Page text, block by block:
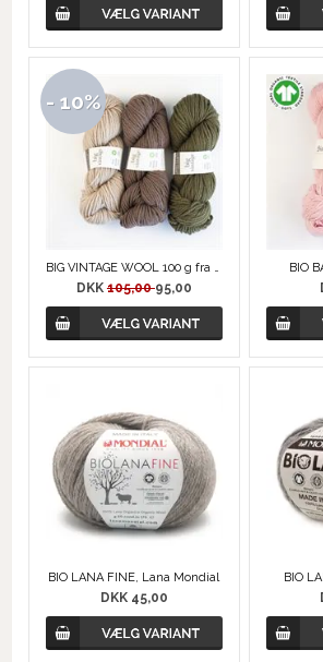
- 10%
BIG VINTAGE WOOL 100 g fra ERIKA KNIGHT
DKK 105,0095,00
BIO
BIO LANA FINE, Lana Mondial
DKK 45,00
BIO